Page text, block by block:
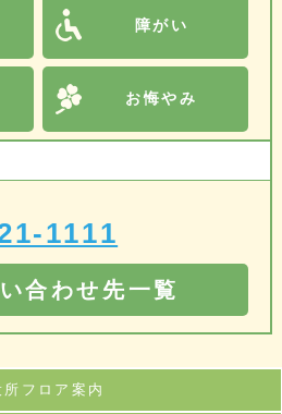
障がい
お悔やみ
1111
合わせ先一覧
所フロア案内